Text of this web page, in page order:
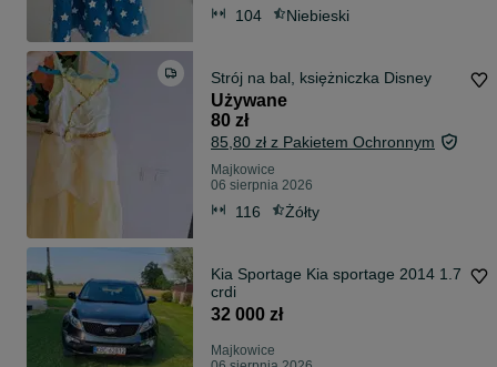
104 Niebieski
Strój na bal, księżniczka Disney
Używane
80 zł
85,80 zł z Pakietem Ochronnym
Majkowice
06 sierpnia 2026
116 Żółty
Kia Sportage Kia sportage 2014 1.7
crdi
32 000 zł
Majkowice